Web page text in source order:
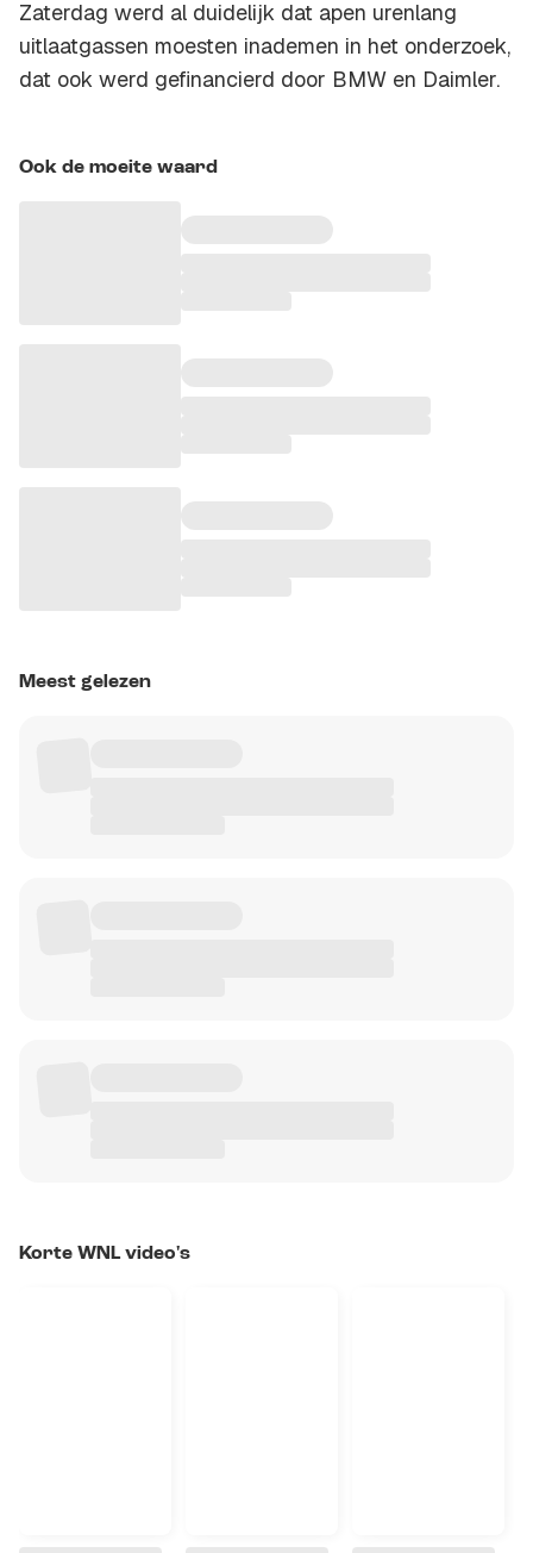
Zaterdag werd al duidelijk dat apen urenlang
uitlaatgassen moesten inademen in het onderzoek,
dat ook werd gefinancierd door BMW en Daimler.
Ook de moeite waard
Meest gelezen
Korte WNL video's